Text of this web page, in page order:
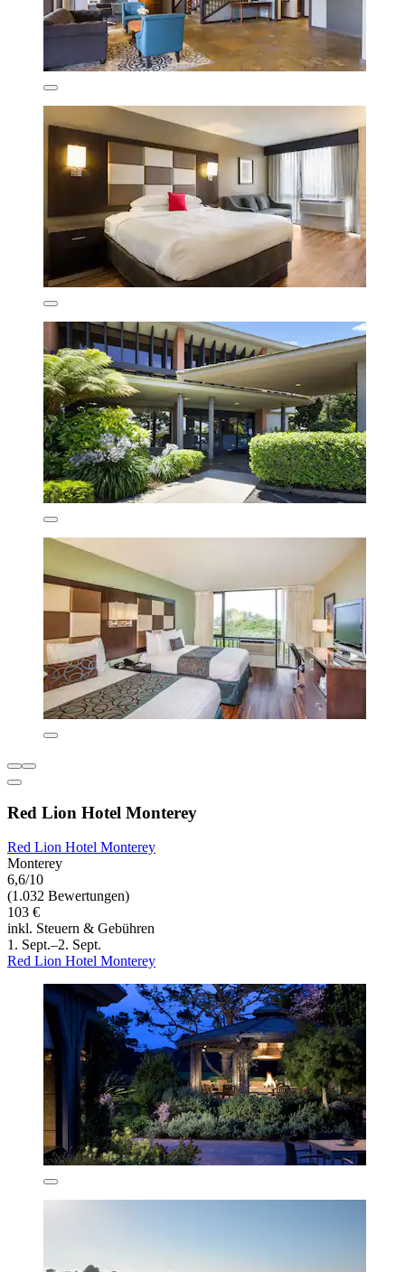
Red Lion Hotel Monterey
Red Lion Hotel Monterey
Monterey
6,6/10
(1.032 Bewertungen)
103 €
inkl. Steuern & Gebühren
1. Sept.–2. Sept.
Red Lion Hotel Monterey